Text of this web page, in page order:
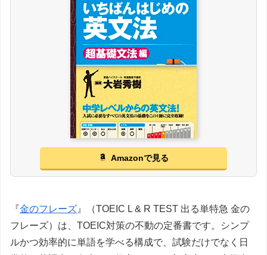
Amazonで見る
『金のフレーズ 』（TOEIC L & R TEST 出る単特急 金の
フレーズ）は、TOEIC対策の不動の定番書です。シンプ
ルかつ効率的に単語を学べる構成で、試験だけでなく日